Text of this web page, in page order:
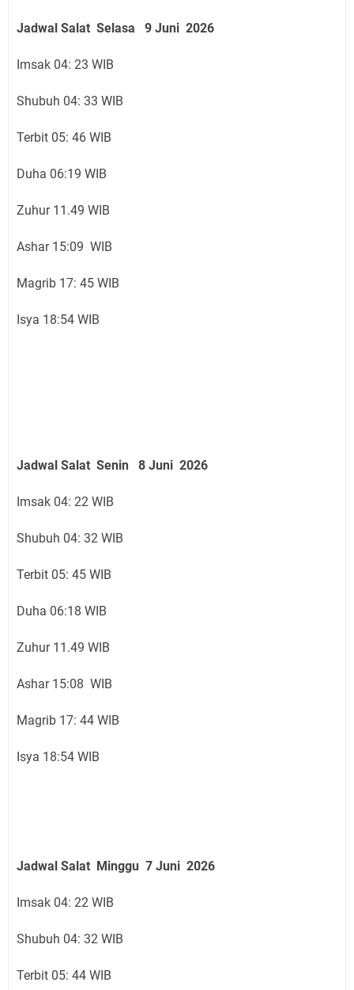
Jadwal Salat Selasa 9 Juni 2026
Imsak 04: 23 WIB
Shubuh 04: 33 WIB
Terbit 05: 46 WIB
Duha 06:19 WIB
Zuhur 11.49 WIB
Ashar 15:09 WIB
Magrib 17: 45 WIB
Isya 18:54 WIB
Jadwal Salat Senin 8 Juni 2026
Imsak 04: 22 WIB
Shubuh 04: 32 WIB
Terbit 05: 45 WIB
Duha 06:18 WIB
Zuhur 11.49 WIB
Ashar 15:08 WIB
Magrib 17: 44 WIB
Isya 18:54 WIB
Jadwal Salat Minggu 7 Juni 2026
Imsak 04: 22 WIB
Shubuh 04: 32 WIB
Terbit 05: 44 WIB